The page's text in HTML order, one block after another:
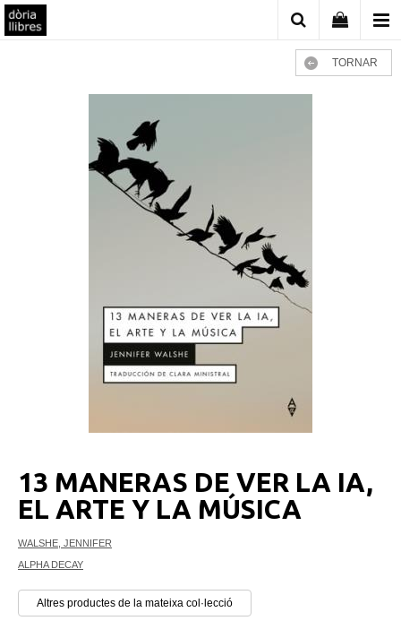
TORNAR
13 MANERAS DE VER LA IA,
EL ARTE Y LA MÚSICA
WALSHE, JENNIFER
ALPHA DECAY
Altres productes de la mateixa col·lecció